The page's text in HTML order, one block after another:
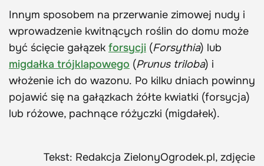
Innym sposobem na przerwanie zimowej nudy i
wprowadzenie kwitnących roślin do domu może
być ścięcie gałązek forsycji (Forsythia) lub
migdałka trójklapowego (Prunus triloba) i
włożenie ich do wazonu. Po kilku dniach powinny
pojawić się na gałązkach żółte kwiatki (forsycja)
lub różowe, pachnące różyczki (migdałek).
Tekst: Redakcja ZielonyOgrodek.pl, zdjęcie